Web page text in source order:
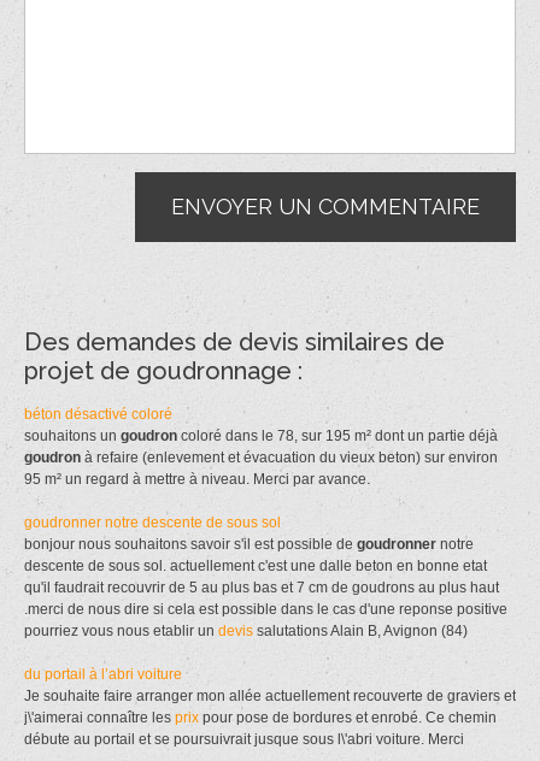
Des demandes de devis similaires de
projet de goudronnage :
béton désactivé coloré
souhaitons un goudron coloré dans le 78, sur 195 m² dont un partie déjà
goudron à refaire (enlevement et évacuation du vieux beton) sur environ
95 m² un regard à mettre à niveau. Merci par avance.
goudronner notre descente de sous sol
bonjour nous souhaitons savoir s'il est possible de goudronner notre
descente de sous sol. actuellement c'est une dalle beton en bonne etat
qu'il faudrait recouvrir de 5 au plus bas et 7 cm de goudrons au plus haut
.merci de nous dire si cela est possible dans le cas d'une reponse positive
pourriez vous nous etablir un devis salutations Alain B, Avignon (84)
du portail à l’abri voiture
Je souhaite faire arranger mon allée actuellement recouverte de graviers et
j\'aimerai connaître les prix pour pose de bordures et enrobé. Ce chemin
débute au portail et se poursuivrait jusque sous l\'abri voiture. Merci